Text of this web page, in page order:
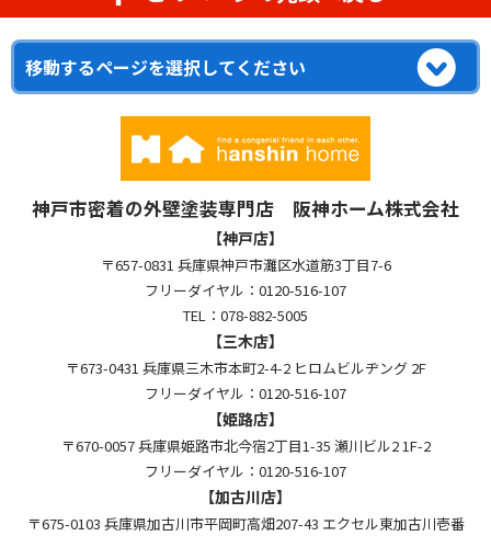
神戸市密着の外壁塗装専門店 阪神ホーム株式会社
【神戸店】
〒657-0831 兵庫県神戸市灘区水道筋3丁目7-6
フリーダイヤル：0120-516-107
TEL：078-882-5005
【三木店】
〒673-0431 兵庫県三木市本町2-4-2 ヒロムビルヂング 2F
フリーダイヤル：0120-516-107
【姫路店】
〒670-0057 兵庫県姫路市北今宿2丁目1-35 瀬川ビル2 1F-2
フリーダイヤル：0120-516-107
【加古川店】
〒675-0103 兵庫県加古川市平岡町高畑207-43 エクセル東加古川壱番